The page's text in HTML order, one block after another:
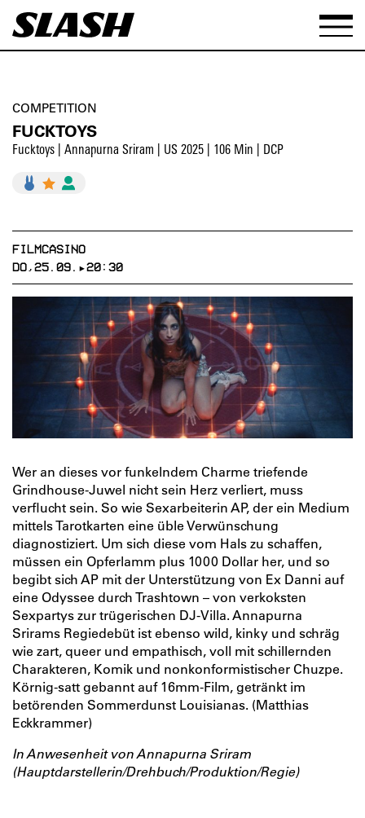
COMPETITION
FUCKTOYS
Fucktoys | Annapurna Sriram | US 2025 | 106 Min | DCP
FILMCASINO
DO,25.09.▸20:30
Wer an dieses vor funkelndem Charme triefende
Grindhouse-Juwel nicht sein Herz verliert, muss
verflucht sein. So wie Sexarbeiterin AP, der ein Medium
mittels Tarotkarten eine üble Verwünschung
diagnostiziert. Um sich diese vom Hals zu schaffen,
müssen ein Opferlamm plus 1000 Dollar her, und so
begibt sich AP mit der Unterstützung von Ex Danni auf
eine Odyssee durch Trashtown – von verkoksten
Sexpartys zur trügerischen DJ-Villa. Annapurna
Srirams Regiedebüt ist ebenso wild, kinky und schräg
wie zart, queer und empathisch, voll mit schillernden
Charakteren, Komik und nonkonformistischer Chuzpe.
Körnig-satt gebannt auf 16mm-Film, getränkt im
betörenden Sommerdunst Louisianas. (Matthias
Eckkrammer)
In Anwesenheit von Annapurna Sriram
(Hauptdarstellerin/Drehbuch/Produktion/Regie)